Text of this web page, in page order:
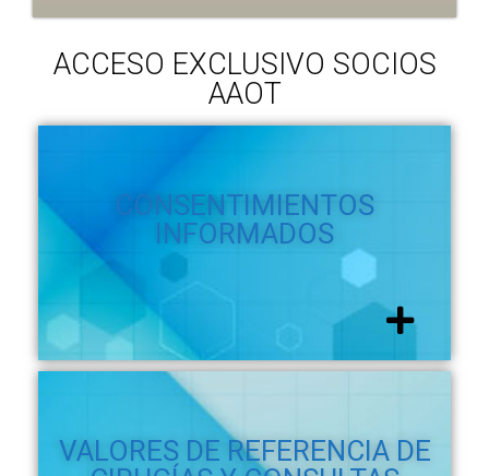
ACCESO EXCLUSIVO SOCIOS
AAOT
CONSENTIMIENTOS
INFORMADOS
VALORES DE REFERENCIA DE